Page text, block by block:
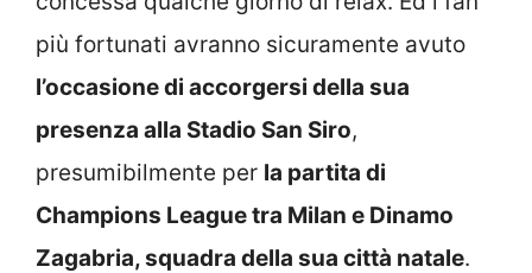
più fortunati avranno sicuramente avuto
l’occasione di accorgersi della sua
presenza alla Stadio San Siro,
presumibilmente per la partita di
Champions League tra Milan e Dinamo
Zagabria, squadra della sua città natale.